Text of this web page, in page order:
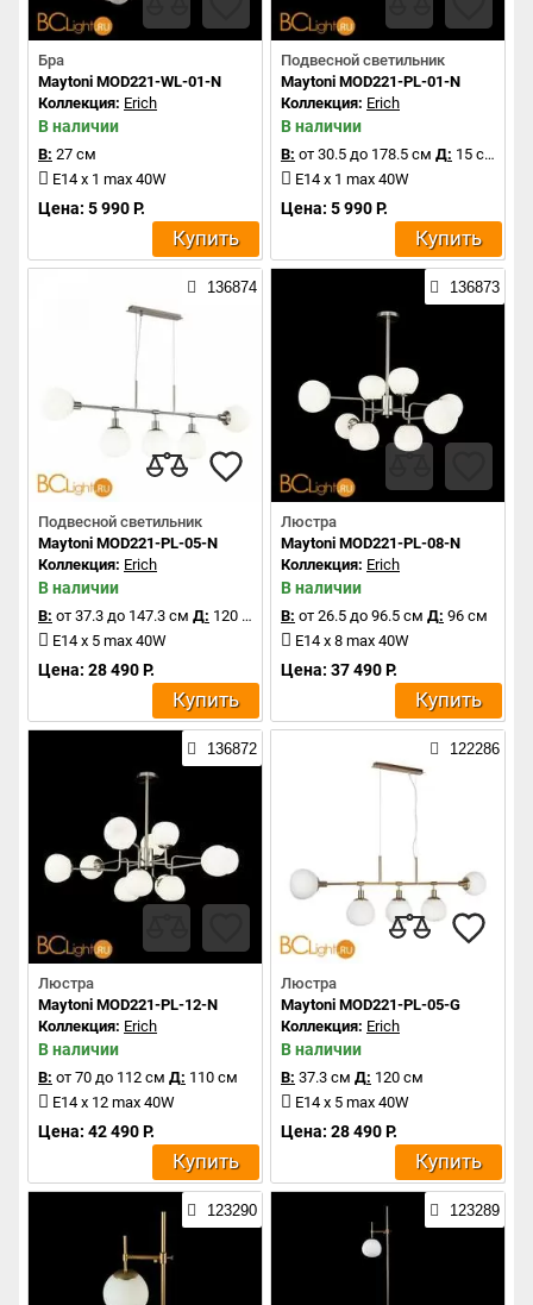
Бра
Maytoni MOD221-WL-01-N
Коллекция: Erich
В наличии
В: 27 см
E14 x 1 max 40W
Цена: 5 990 Р.
Купить
Подвесной светильник
Maytoni MOD221-PL-01-N
Коллекция: Erich
В наличии
В: от 30.5 до 178.5 см Д: 15 см
E14 x 1 max 40W
Цена: 5 990 Р.
Купить
136874
Подвесной светильник
Maytoni MOD221-PL-05-N
Коллекция: Erich
В наличии
В: от 37.3 до 147.3 см Д: 120 см
E14 x 5 max 40W
Цена: 28 490 Р.
Купить
136873
Люстра
Maytoni MOD221-PL-08-N
Коллекция: Erich
В наличии
В: от 26.5 до 96.5 см Д: 96 см
E14 x 8 max 40W
Цена: 37 490 Р.
Купить
136872
Люстра
Maytoni MOD221-PL-12-N
Коллекция: Erich
В наличии
В: от 70 до 112 см Д: 110 см
E14 x 12 max 40W
Цена: 42 490 Р.
Купить
122286
Люстра
Maytoni MOD221-PL-05-G
Коллекция: Erich
В наличии
В: 37.3 см Д: 120 см
E14 x 5 max 40W
Цена: 28 490 Р.
Купить
123290 123289